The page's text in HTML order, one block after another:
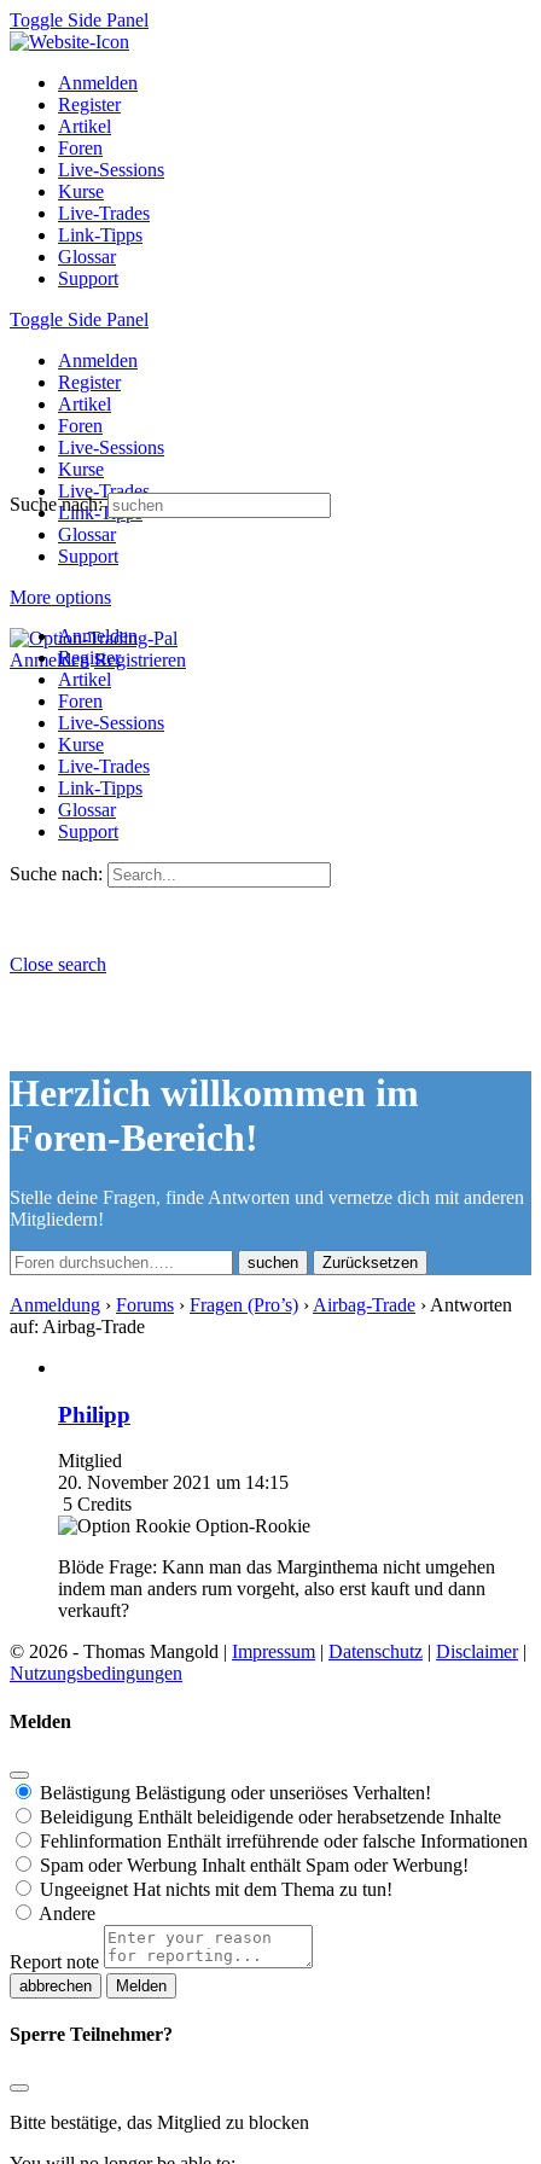
Toggle Side Panel
Anmelden
Register
Artikel
Foren
Live-Sessions
Kurse
Live-Trades
Link-Tipps
Glossar
Support
Toggle Side Panel
Anmelden
Register
Artikel
Foren
Live-Sessions
Kurse
Live-Trades
Link-Tipps
Glossar
Support
More options
Anmelden Registrieren
Suche nach:
Anmelden
Register
Artikel
Foren
Live-Sessions
Kurse
Live-Trades
Link-Tipps
Glossar
Support
Suche nach:
Close search
Herzlich willkommen im
Foren-Bereich!
Stelle deine Fragen, finde Antworten und vernetze dich mit anderen
Mitgliedern!
Zurücksetzen
Anmeldung › Forums › Fragen (Pro’s) › Airbag-Trade › Antworten
auf: Airbag-Trade
Philipp
Mitglied
20. November 2021 um 14:15
5 Credits
Option-Rookie
Blöde Frage: Kann man das Marginthema nicht umgehen
indem man anders rum vorgeht, also erst kauft und dann
verkauft?
© 2026 - Thomas Mangold | Impressum | Datenschutz | Disclaimer|
Nutzungsbedingungen
Melden
Belästigung Belästigung oder unseriöses Verhalten!
Beleidigung Enthält beleidigende oder herabsetzende Inhalte
Fehlinformation Enthält irreführende oder falsche Informationen
Spam oder Werbung Inhalt enthält Spam oder Werbung!
Ungeeignet Hat nichts mit dem Thema zu tun!
Andere
Report note
Melden
Sperre Teilnehmer?
Bitte bestätige, das Mitglied zu blocken